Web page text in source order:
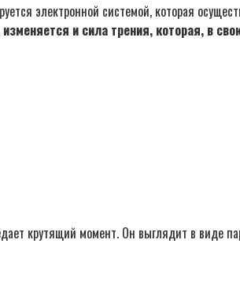
электронной системой, которая
и сила трения, которая, в
крутящий момент. Он выглядит в виде